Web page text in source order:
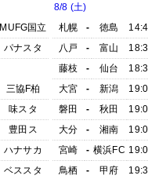
MUFG国立
パナスタ
三協F柏
味スタ
豊田ス
ハナサカ
ベススタ
8/8 (土)
札幌
- 徳島
八戸
- 富山
藤枝
- 仙台
大宮
- 新潟
磐田
- 秋田
大分
- 湘南
宮崎
- 横浜FC
鳥栖
- 甲府